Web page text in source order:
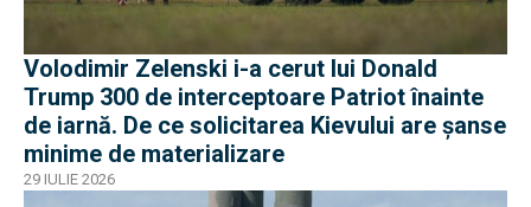
Volodimir Zelenski i-a cerut lui Donald
Trump 300 de interceptoare Patriot înainte
de iarnă. De ce solicitarea Kievului are șanse
minime de materializare
29 IULIE 2026